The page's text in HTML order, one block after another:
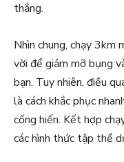
thẳng.
Nhìn chung, chạy
vời để giảm mỡ bụng
bạn. Tuy nhiên, điều
là cách khắc phục
cống hiến. Kết hợp
các hình thức tập thể